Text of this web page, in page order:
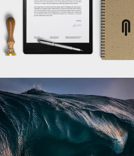
IDENTITY MOCKUP VOL.7